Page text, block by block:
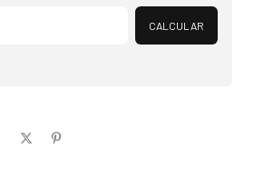
Alterar CEP
CALCULAR